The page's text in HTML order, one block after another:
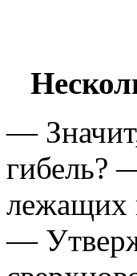
—
гибель?
лежащих
—